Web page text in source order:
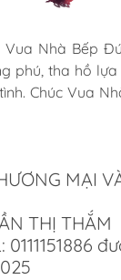
Vua Nhà Bếp
phú, tha hồ lựa
Chúc Vua
Vua Nhà Bếp
phú, tha hồ lựa
Chúc Vua
Vua Nhà Bếp
phú, tha hồ lựa
Chúc Vua
MẠI
THỊ THẮM